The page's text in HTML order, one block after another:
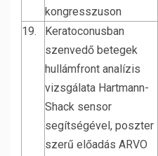
kongresszuson
19.
Keratoconusban
szenvedő betegek
hullámfront analízis
vizsgálata Hartmann-
Shack sensor
segítségével, poszter
szerű előadás ARVO